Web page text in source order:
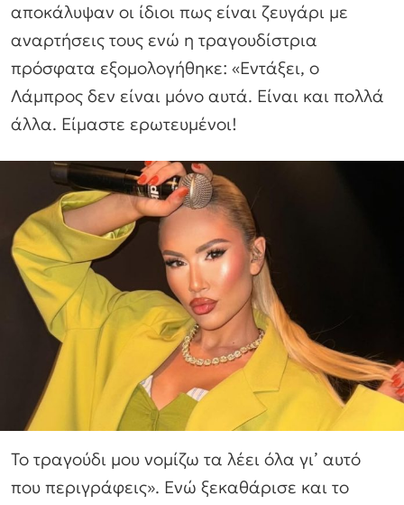
αποκάλυψαν οι ίδιοι πως είναι ζευγάρι με
αναρτήσεις τους ενώ η τραγουδίστρια
πρόσφατα εξομολογήθηκε: «Εντάξει, ο
Λάμπρος δεν είναι μόνο αυτά. Είναι και πολλά
άλλα. Είμαστε ερωτευμένοι!
Το τραγούδι μου νομίζω τα λέει όλα γι’ αυτό
που περιγράφεις». Ενώ ξεκαθάρισε και το